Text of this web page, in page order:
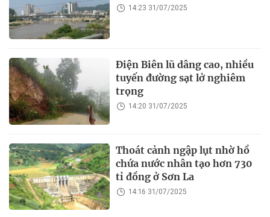
14:23 31/07/2025
Điện Biên lũ dâng cao, nhiều
tuyến đường sạt lở nghiêm
trọng
14:20 31/07/2025
Thoát cảnh ngập lụt nhờ hồ
chứa nước nhân tạo hơn 730
tỉ đồng ở Sơn La
14:16 31/07/2025